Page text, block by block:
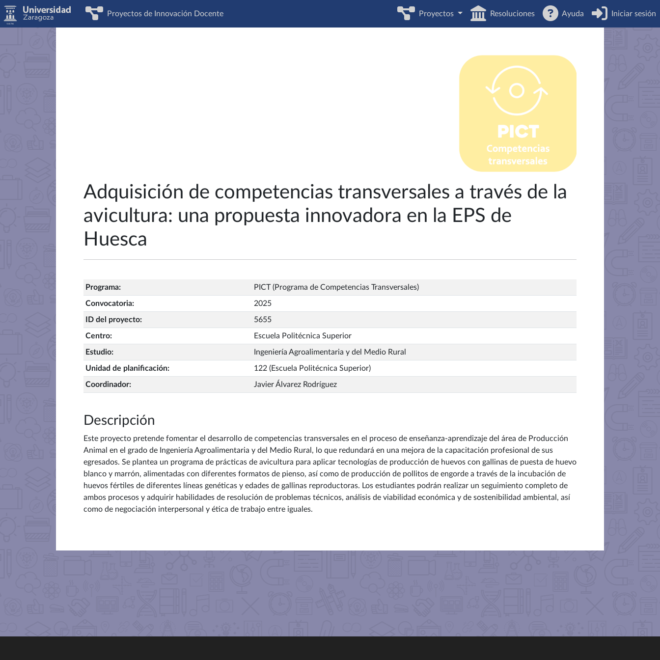
Proyectos de Innovación Docente Proyectos Resoluciones Ayuda Iniciar sesión
Adquisición de competencias transversales a través de la
avicultura: una propuesta innovadora en la EPS de
Huesca
Programa: PICT (Programa de Competencias Transversales)
Convocatoria: 2025
ID del proyecto: 5655
Centro: Escuela Politécnica Superior
Estudio: Ingeniería Agroalimentaria y del Medio Rural
Unidad de planificación: 122 (Escuela Politécnica Superior)
Coordinador: Javier Álvarez Rodríguez
Descripción
Este proyecto pretende fomentar el desarrollo de competencias transversales en el proceso de enseñanza-aprendizaje del área de Producción
Animal en el grado de Ingeniería Agroalimentaria y del Medio Rural, lo que redundará en una mejora de la capacitación profesional de sus
egresados. Se plantea un programa de prácticas de avicultura para aplicar tecnologías de producción de huevos con gallinas de puesta de huevo
blanco y marrón, alimentadas con diferentes formatos de pienso, así como de producción de pollitos de engorde a través de la incubación de
huevos fértiles de diferentes líneas genéticas y edades de gallinas reproductoras. Los estudiantes podrán realizar un seguimiento completo de
ambos procesos y adquirir habilidades de resolución de problemas técnicos, análisis de viabilidad económica y de sostenibilidad ambiental, así
como de negociación interpersonal y ética de trabajo entre iguales.